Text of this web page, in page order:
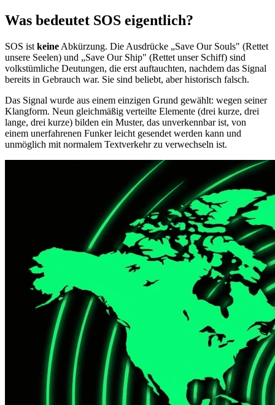
Was bedeutet SOS eigentlich?
SOS ist keine Abkürzung. Die Ausdrücke „Save Our Souls" (Rettet
unsere Seelen) und „Save Our Ship" (Rettet unser Schiff) sind
volkstümliche Deutungen, die erst auftauchten, nachdem das Signal
bereits in Gebrauch war. Sie sind beliebt, aber historisch falsch.
Das Signal wurde aus einem einzigen Grund gewählt: wegen seiner
Klangform. Neun gleichmäßig verteilte Elemente (drei kurze, drei
lange, drei kurze) bilden ein Muster, das unverkennbar ist, von
einem unerfahrenen Funker leicht gesendet werden kann und
unmöglich mit normalem Textverkehr zu verwechseln ist.